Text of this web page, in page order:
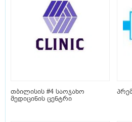
თბილისის #4 საოჯახო
მედიცინის ცენტრი